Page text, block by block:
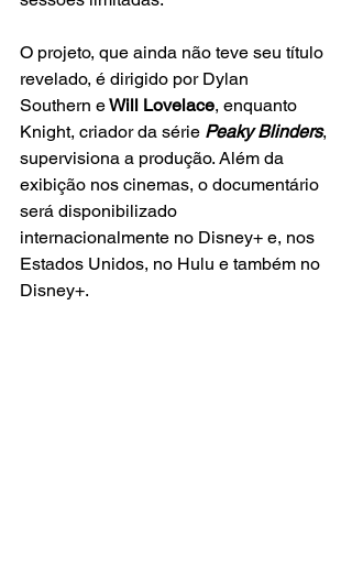
O projeto, que ainda não teve seu título
revelado, é dirigido por Dylan
Southern e Will Lovelace, enquanto
Knight, criador da série Peaky Blinders,
supervisiona a produção. Além da
exibição nos cinemas, o documentário
será disponibilizado
internacionalmente no Disney+ e, nos
Estados Unidos, no Hulu e também no
Disney+.